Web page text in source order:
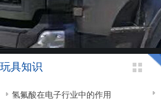
玩具知识
氢氟酸在电子行业中的作用